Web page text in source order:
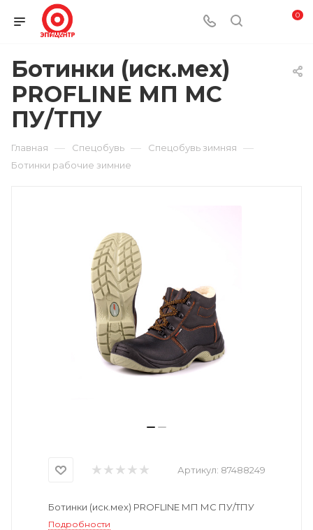
0
Ботинки (иск.мех)
PROFLINE МП МС
ПУ/ТПУ
Главная — Спецобувь — Спецобувь зимняя —
Ботинки рабочие зимние
Артикул: 87488249
Ботинки (иск.мех) PROFLINE МП МС ПУ/ТПУ
Подробности